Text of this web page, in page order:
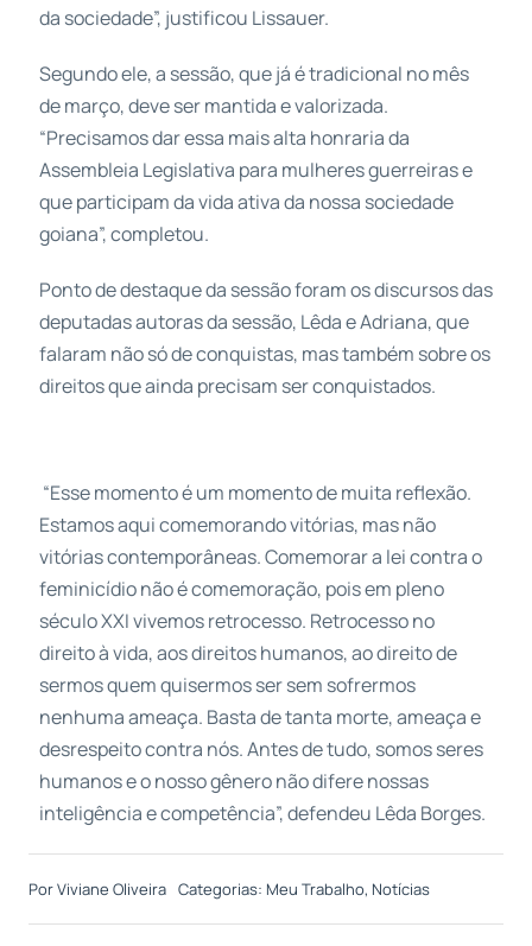
da sociedade”, justificou Lissauer.
Segundo ele, a sessão, que já é tradicional no mês
de março, deve ser mantida e valorizada.
“Precisamos dar essa mais alta honraria da
Assembleia Legislativa para mulheres guerreiras e
que participam da vida ativa da nossa sociedade
goiana”, completou.
Ponto de destaque da sessão foram os discursos das
deputadas autoras da sessão, Lêda e Adriana, que
falaram não só de conquistas, mas também sobre os
direitos que ainda precisam ser conquistados.
“Esse momento é um momento de muita reflexão.
Estamos aqui comemorando vitórias, mas não
vitórias contemporâneas. Comemorar a lei contra o
feminicídio não é comemoração, pois em pleno
século XXI vivemos retrocesso. Retrocesso no
direito à vida, aos direitos humanos, ao direito de
sermos quem quisermos ser sem sofrermos
nenhuma ameaça. Basta de tanta morte, ameaça e
desrespeito contra nós. Antes de tudo, somos seres
humanos e o nosso gênero não difere nossas
inteligência e competência”, defendeu Lêda Borges.
PorViviane Oliveira Categorias: Meu Trabalho, Notícias